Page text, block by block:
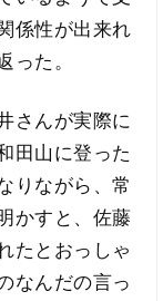
係性が出来れ
った。
さんが実際に
田山に登った
りながら、常
かすと、佐藤
たとおっしゃ
なんだの言っ